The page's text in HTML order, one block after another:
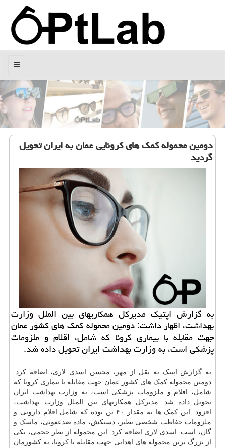
منو
دومین محموله كمك های كرونایی عمان به ایران تحویل
گردید
به گزارش اپتیك مدیركل همكاریهای بین الملل وزارت
بهداشت، اظهار داشت: دومین محموله كمك های كشور عمان
جهت مقابله با بیماری كرونا كه شامل، اقلام و ملزومات
پزشكی است، به وزارت بهداشت ایران تحویل داده شد.
به گزارش اپتیک به نقل از مهر، محسن اسدی لاری، اضافه کرد:
دومین محموله کمک های کشور عمان جهت مقابله با بیماری کرونا که
شامل، اقلام و ملزومات پزشکی است، به وزارت بهداشت ایران
تحویل داده شد. مدیرکل همکاریهای بین الملل وزارت بهداشت،
افزود: این کمک ها به مقدار ۴۰ تن بوده که شامل اقلام دارویی و
ملزومات حفاظت شخصی نظیر، دستکش، ماده ضدعفونی، ماسک و
گان، است. اسدی لاری اضافه کرد: این محموله از نظر حجمی، یکی
از بزرگ ترین محموله های اهدایی جهت مقابله با کرونا، به کشورمان